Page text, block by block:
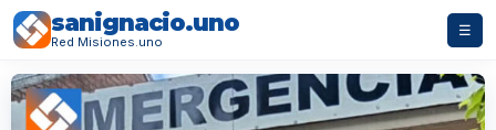
sanignacio.uno
Red Misiones.uno
☰